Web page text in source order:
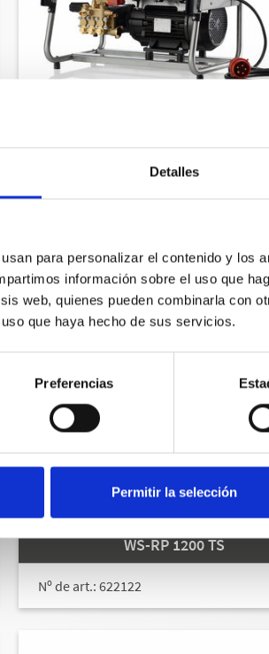
Detalles
para personalizar el contenido y los
información sobre el uso que
web, quienes pueden combinarla con
que haya hecho de sus servicios.
Preferencias
Permitir la selección
WS-RP 1200 TS
Nº de art.: 622122